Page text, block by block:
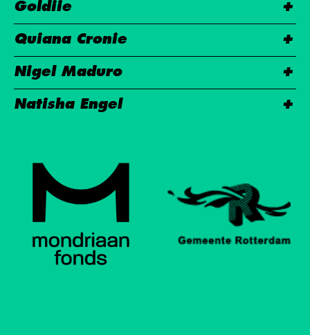
Goldiie
Quiana Cronie
Nigel Maduro
Natisha Engel